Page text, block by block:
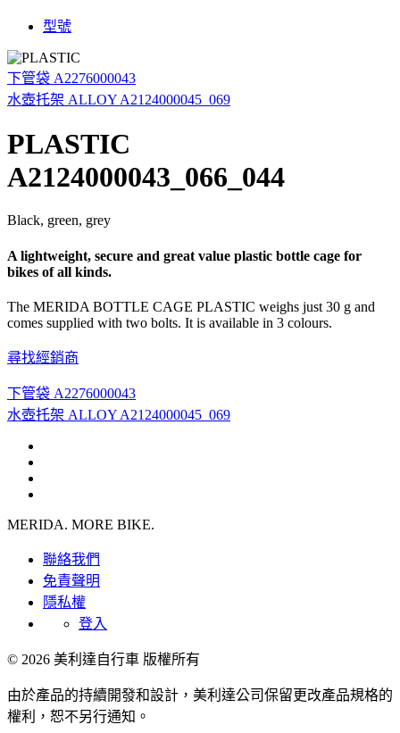
型號
下管袋 A2276000043
水壺托架 ALLOY A2124000045_069
PLASTIC
A2124000043_066_044
Black, green, grey
A lightweight, secure and great value plastic bottle cage for
bikes of all kinds.
The MERIDA BOTTLE CAGE PLASTIC weighs just 30 g and
comes supplied with two bolts. It is available in 3 colours.
尋找經銷商
下管袋 A2276000043
水壺托架 ALLOY A2124000045_069
MERIDA. MORE BIKE.
聯絡我們
免責聲明
隱私權
登入
© 2026 美利達自行車 版權所有
由於產品的持續開發和設計，美利達公司保留更改產品規格的
權利，恕不另行通知。